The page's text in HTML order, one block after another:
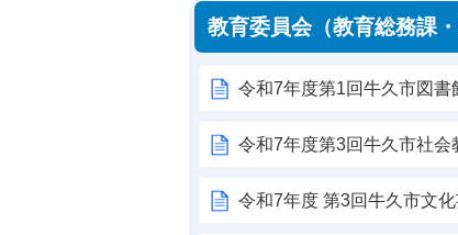
教育委員会（教育総務課
令和7年度第1回牛久市図書
令和7年度第3回牛久市社
令和7年度 第3回牛久市文